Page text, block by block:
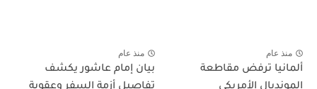
منذ عام
ألمانيا ترفض مقاطعة
المونديال الأمريكي
منذ عام
بيان إمام عاشور يكشف
تفاصيل أزمة السفر وعقوبة